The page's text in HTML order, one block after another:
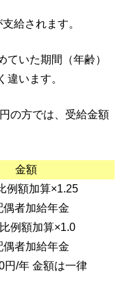
給されます。
いた期間（年齢）
違います。
の方では、受給金額
金額
例額加算×1.25
偶者加給年金
例額加算×1.0
偶者加給年金
円/年 金額は一律